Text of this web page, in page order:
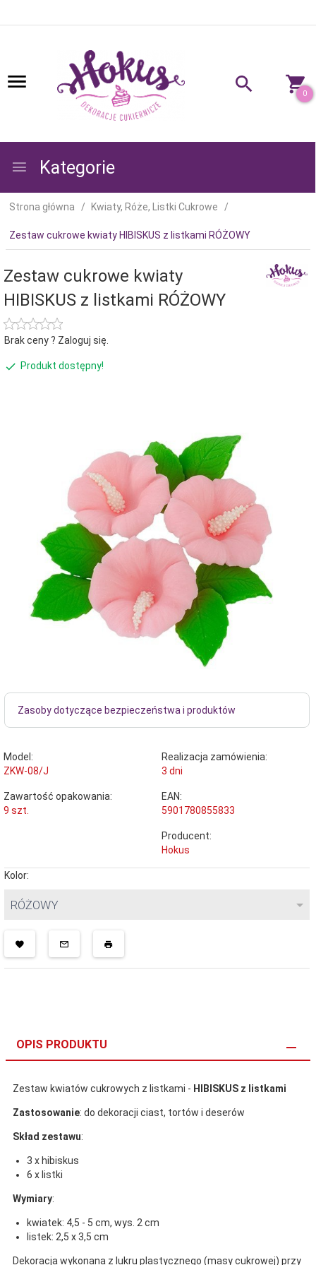
0
Kategorie
Strona główna Kwiaty, Róże, Listki Cukrowe
Zestaw cukrowe kwiaty HIBISKUS z listkami RÓŻOWY
Zestaw cukrowe kwiaty
HIBISKUS z listkami RÓŻOWY
Brak ceny ? Zaloguj się.
Produkt dostępny!
Zasoby dotyczące bezpieczeństwa i produktów
Model:
ZKW-08/J
Realizacja zamówienia:
3 dni
Zawartość opakowania:
9 szt.
EAN:
5901780855833
Producent:
Hokus
Kolor:
RÓŻOWY
OPIS PRODUKTU
Zestaw kwiatów cukrowych z listkami - HIBISKUS z listkami
Zastosowanie: do dekoracji ciast, tortów i deserów
Skład zestawu:
3 x hibiskus
6 x listki
Wymiary:
kwiatek: 4,5 - 5 cm, wys. 2 cm
listek: 2,5 x 3,5 cm
Dekoracja wykonana z lukru plastycznego (masy cukrowej) przy